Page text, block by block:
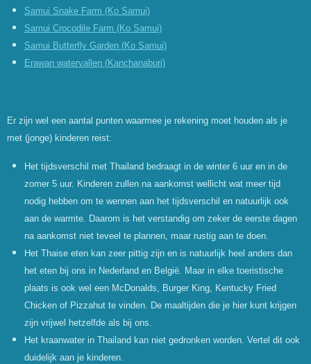
Samui Snake Farm (Ko Samui)
Samui Crocodile Farm (Ko Samui)
Samui Butterfly Garden (Ko Samui)
Erawan watervallen (Kanchanaburi)
Er zijn wel een aantal punten waarmee je rekening moet houden als je
met (jonge) kinderen reist:
Het tijdsverschil met Thailand bedraagt in de winter 6 uur en in de
zomer 5 uur. Kinderen zullen na aankomst wellicht wat meer tijd
nodig hebben om te wennen aan het tijdsverschil en natuurlijk ook
aan de warmte. Daarom is het verstandig om zeker de eerste dagen
na aankomst niet teveel te plannen, maar rustig aan te doen.
Het Thaise eten kan zeer pittig zijn en is natuurlijk heel anders dan
het eten bij ons in Nederland en België. Maar in elke toeristische
plaats is ook wel een McDonalds, Burger King, Kentucky Fried
Chicken of Pizzahut te vinden. De maaltijden die je hier kunt krijgen
zijn vrijwel hetzelfde als bij ons.
Het kraanwater in Thailand kan niet gedronken worden. Vertel dit ook
duidelijk aan je kinderen.